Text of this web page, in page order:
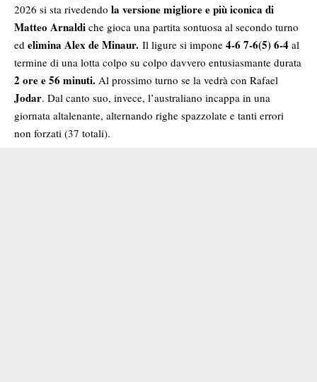
2026 si sta rivedendo la versione migliore e più iconica di
Matteo Arnaldi che gioca una partita sontuosa al secondo turno
ed elimina Alex de Minaur. Il ligure si impone 4-6 7-6(5) 6-4 al
termine di una lotta colpo su colpo davvero entusiasmante durata
2 ore e 56 minuti. Al prossimo turno se la vedrà con Rafael
Jodar. Dal canto suo, invece, l’australiano incappa in una
giornata altalenante, alternando righe spazzolate e tanti errori
non forzati (37 totali).